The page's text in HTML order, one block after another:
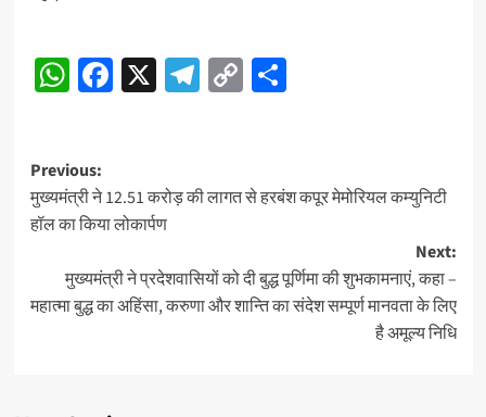
Post
Navigation
WhatsApp
Facebook
X Telegram
CopyShare
Post
navigation
Previous:
मुख्यमंत्री ने 12.51 करोड़ की लागत से हरबंश कपूर मेमोरियल कम्युनिटी
हॉल का किया लोकार्पण
Next:
मुख्यमंत्री ने प्रदेशवासियों को दी बुद्ध पूर्णिमा की शुभकामनाएं, कहा –
महात्मा बुद्ध का अहिंसा, करुणा और शान्ति का संदेश सम्पूर्ण मानवता के लिए
है अमूल्य निधि